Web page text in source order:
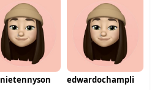
edwardochampli